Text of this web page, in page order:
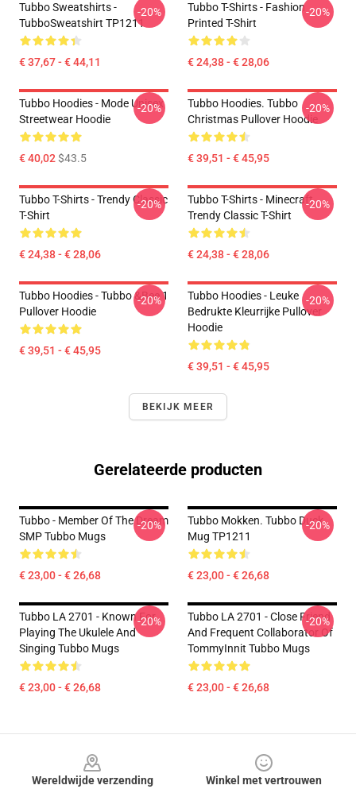
Tubbo Sweatshirts -
TubboSweatshirt TP1211
€ 37,67 - € 44,11
-20%
Tubbo T-Shirts - Fashion
Printed T-Shirt
€ 24,38 - € 28,06
-20%
Tubbo Hoodies - Mode Unisex
Streetwear Hoodie
€ 40,02$43.5
-20%
Tubbo Hoodies. Tubbo
Christmas Pullover Hoodie
€ 39,51 - € 45,95
-20%
Tubbo T-Shirts - Trendy Classic
T-Shirt
€ 24,38 - € 28,06
-20%
Tubbo T-Shirts - Minecraft
Trendy Classic T-Shirt
€ 24,38 - € 28,06
-20%
Tubbo Hoodies - Tubbo &Bee 1
Pullover Hoodie
€ 39,51 - € 45,95
-20%
Tubbo Hoodies - Leuke
Bedrukte Kleurrijke Pullover
Hoodie
€ 39,51 - € 45,95
-20%
BEKIJK MEER
Gerelateerde producten
Tubbo - Member Of The Dream
SMP Tubbo Mugs
€ 23,00 - € 26,68
-20%
Tubbo Mokken. Tubbo Duck
Mug TP1211
€ 23,00 - € 26,68
-20%
Tubbo LA 2701 - Known For
Playing The Ukulele And
Singing Tubbo Mugs
€ 23,00 - € 26,68
-20%
Tubbo LA 2701 - Close Friend
And Frequent Collaborator Of
TommyInnit Tubbo Mugs
€ 23,00 - € 26,68
-20%
Wereldwijde verzending
Winkel met vertrouwen